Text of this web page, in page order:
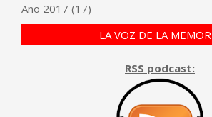
Año 2017 (17)
LA VOZ DE LA
RSS podcast: